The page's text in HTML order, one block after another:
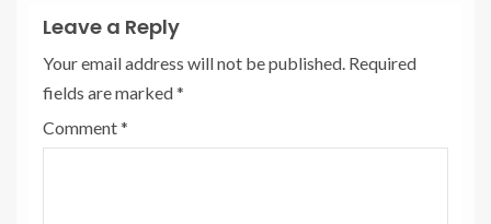
Leave a Reply
Your email address will not be published. Required
fields are marked*
Comment*